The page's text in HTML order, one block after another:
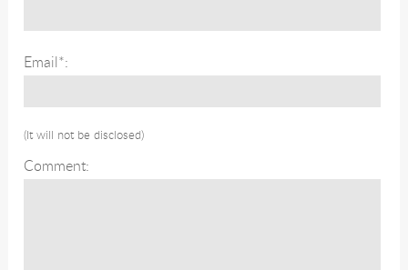
Email*:
(It will not be disclosed)
Comment: